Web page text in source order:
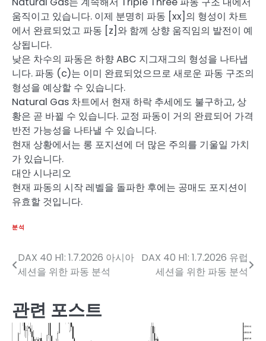
움직이고 있습니다. 이제 분명히 파동 [xx]의 형성이 차트
에서 완료되었고 파동 [z]와 함께 상향 움직임의 발전이 예
상됩니다.
낮은 차수의 파동은 하향 ABC 지그재그의 형성을 나타냅
니다. 파동 (c)는 이미 완료되었으므로 새로운 파동 구조의
형성을 예상할 수 있습니다.
Natural Gas 차트에서 현재 하락 추세에도 불구하고, 상
황은 곧 바뀔 수 있습니다. 교정 파동이 거의 완료되어 가격
반전 가능성을 나타낼 수 있습니다.
현재 상황에서는 롱 포지션에 더 많은 주의를 기울일 가치
가 있습니다.
대안 시나리오
현재 파동의 시작 레벨을 돌파한 후에는 공매도 포지션이
유효할 것입니다.
분석
글
탐
색
DAX 40 H1: 1.7.2026 아시아
세션을 위한 파동 분석
DAX 40 H1: 1.7.2026 유럽
세션을 위한 파동 분석
관련 포스트